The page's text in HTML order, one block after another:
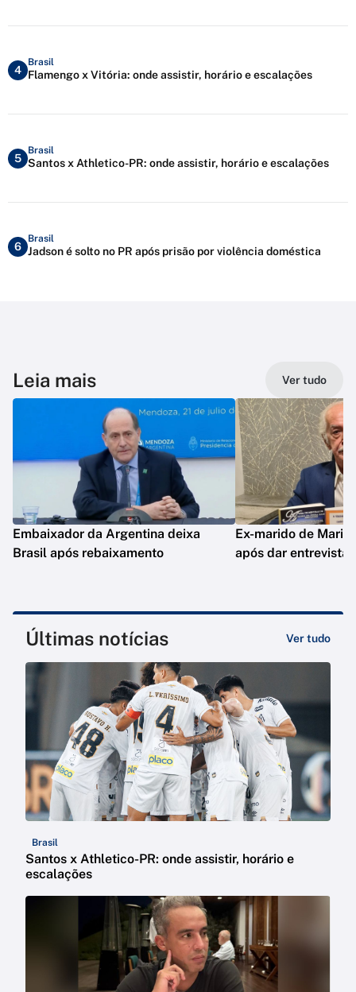
4
Brasil
Flamengo x Vitória: onde assistir, horário e escalações
5
Brasil
Santos x Athletico-PR: onde assistir, horário e escalações
6
Brasil
Jadson é solto no PR após prisão por violência doméstica
Leia mais Ver tudo
Embaixador da Argentina deixa
Brasil após rebaixamento
Ex-marido de Maria
após dar entrevista
Últimas notícias Ver tudo
Brasil
Santos x Athletico-PR: onde assistir, horário e
escalações